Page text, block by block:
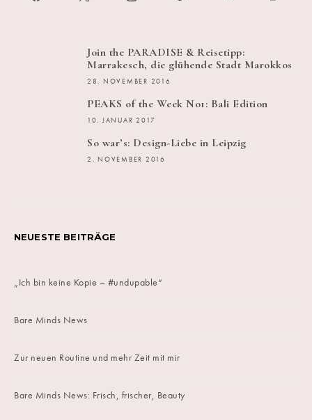
Join the PARADISE & Reisetipp:
Marrakesch, die glühende Stadt Marokkos
28. NOVEMBER 2016
PEAKS of the Week No1: Bali Edition
10. JANUAR 2017
So war’s: Design-Liebe in Leipzig
2. NOVEMBER 2016
NEUESTE BEITRÄGE
„Ich bin keine Kopie – #undupable“
Bare Minds News
Zur neuen Routine und mehr Zeit mit mir
Bare Minds News: Frisch, frischer, Beauty